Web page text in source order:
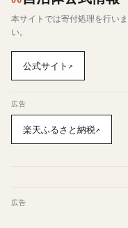
本サイトでは寄付処理を行い
い。
公式サイト ↗
広告
楽天ふるさと納税↗
広告